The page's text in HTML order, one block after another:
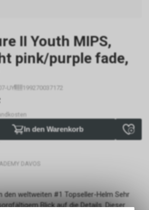
II Youth MIPS,
pink/purple fade,
UY 199270037172
In den Warenkorb
DAVOS
den weltweiten #1 Topseller-Helm Sehr
Blick auf die Details. Dieser